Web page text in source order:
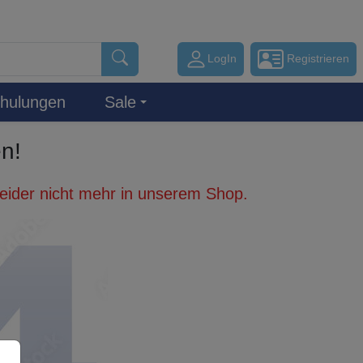
LogIn Registrieren
Sale
nicht mehr in unserem Shop.